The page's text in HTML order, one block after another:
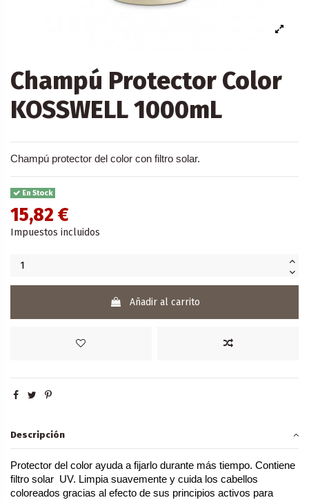
Champú Protector Color
KOSSWELL 1000mL
Champú protector del color con filtro solar.
En Stock
15,82 €
Impuestos incluidos
Añadir al carrito
Descripción
Protector del color ayuda a fijarlo durante más tiempo. Contiene
filtro solar  UV. Limpia suavemente y cuida los cabellos
coloreados gracias al efecto de sus principios activos para